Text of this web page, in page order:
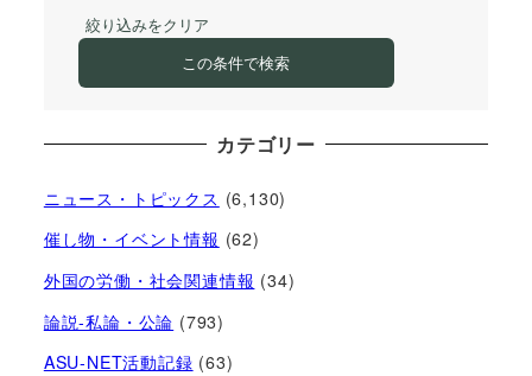
絞り込みをクリア
この条件で検索
カテゴリー
ニュース・トピックス (6,130)
催し物・イベント情報 (62)
外国の労働・社会関連情報 (34)
論説-私論・公論 (793)
ASU-NET活動記録 (63)